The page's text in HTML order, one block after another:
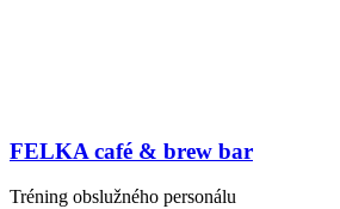
FELKA café & brew bar
Tréning obslužného personálu